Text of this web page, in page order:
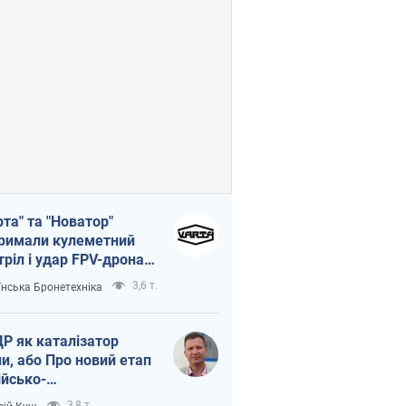
та "Новатор"
кулеметний
і удар FPV-дрона,
життя
ЗСУ
Бронетехніка 3,6 т.
як каталізатор
або Про новий етап